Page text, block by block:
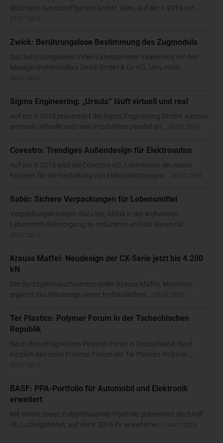
Wittmann Kunststoffgeräte GmbH, Wien, auf der K 2016 vor....
Zwick: Berührungslose Bestimmung des Zugmoduls
Das berührungsloses Video-Extensometer Videoxtens HP des
Messgeräteherstellers Zwick GmbH & Co KG, Ulm, misst...
Sigma Engineering: „Ursula“ läuft virtuell und real
Auf der K 2016 präsentiert die Sigma Engineering GmbH, Aachen,
erstmals virtuelle und reale Produktion parallel an...
Covestro: Trendiges Außendesign für Elektroautos
Auf der K 2016 wird die Covestro AG, Leverkusen, ein neues
Konzept für die Gestaltung von Elektrofahrzeugen...
Sabic: Sichere Verpackungen für Lebensmittel
Verpackungen tragen dazu bei, Abfall in der weltweiten
Lebensmittelversorgung zu reduzieren und die Waren für...
Krauss Maffei: Neudesign der CX-Serie jetzt bis 4.200
kN
Der Spritzgießmaschinenhersteller Krauss Maffei, München,
ergänzt das Neudesign seiner hydraulischen...
Ter Plastics: Polymer Forum in der Tschechischen
Republik
Nach drei erfolgreichen Polymer Foren in Deutschland, fand
kürzlich das erste Polymer Forum der Ter Plastics Polymer...
BASF: PPA-Portfolio für Automobil und Elektronik
erweitert
Mit einem neuen Polyphthalamid-Portfolio präsentiert die BASF
SE, Ludwigshafen, auf der K 2016 ihr erweitertes...